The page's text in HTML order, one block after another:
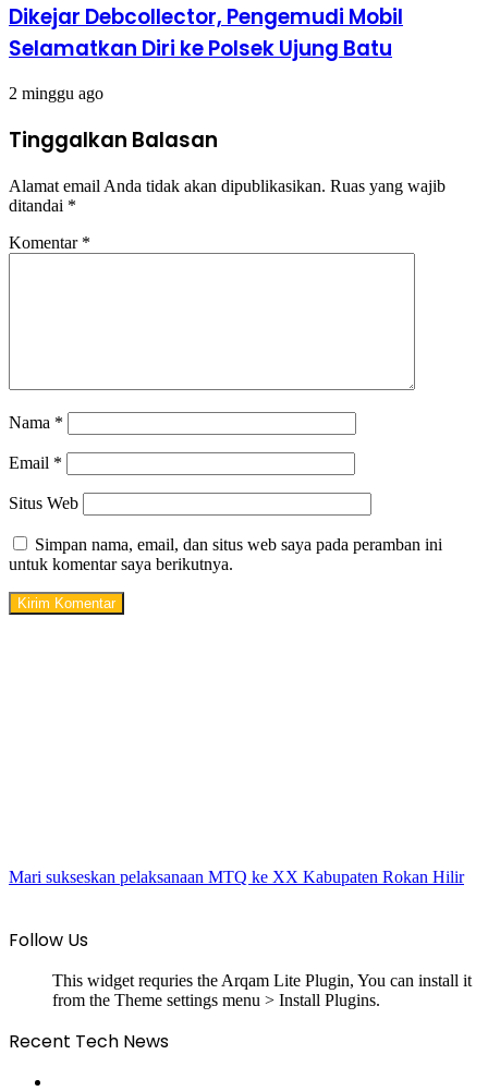
Dikejar Debcollector, Pengemudi Mobil
Selamatkan Diri ke Polsek Ujung Batu
2 minggu ago
Tinggalkan Balasan
Alamat email Anda tidak akan dipublikasikan. Ruas yang wajib
ditandai *
Komentar *
Nama *
Email *
Situs Web
Simpan nama, email, dan situs web saya pada peramban ini
untuk komentar saya berikutnya.
Mari sukseskan pelaksanaan MTQ ke XX Kabupaten Rokan Hilir
Follow Us
This widget requries the Arqam Lite Plugin, You can install it
from the Theme settings menu > Install Plugins.
Recent Tech News